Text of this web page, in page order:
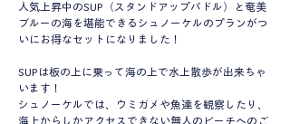
人気上昇中のSUP（スタンドアップパドル）と奄美
ブルーの海を堪能できるシュノーケルのプランがつ
いにお得なセットになりました！
SUPは板の上に乗って海の上で水上散歩が出来ちゃ
います！
シュノーケルでは、ウミガメや魚達を観察したり、
海上からしかアクセスできない無人のビーチへのご